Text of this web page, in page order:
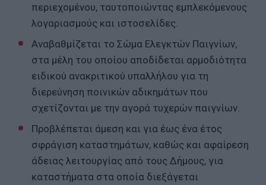
περιεχομένου, ταυτοποιώντας εμπλεκόμενους
λογαριασμούς και ιστοσελίδες.
Αναβαθμίζεται το Σώμα Ελεγκτών Παιγνίων,
στα μέλη του οποίου αποδίδεται αρμοδιότητα
ειδικού ανακριτικού υπαλλήλου για τη
διερεύνηση ποινικών αδικημάτων που
σχετίζονται με την αγορά τυχερών παιγνίων.
Προβλέπεται άμεση και για έως ένα έτος
σφράγιση καταστημάτων, καθώς και αφαίρεση
άδειας λειτουργίας από τους Δήμους, για
καταστήματα στα οποία διεξάγεται